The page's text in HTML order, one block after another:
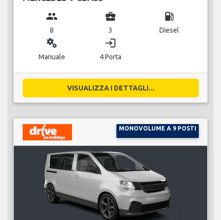
group
8
business_center
3
local_gas_station
Diesel
miscellaneous_services
Manuale
login
4 Porta
VISUALIZZA I DETTAGLI...
MONOVOLUME A 9 POSTI